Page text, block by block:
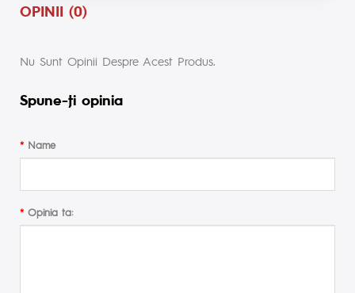
OPINII (0)
Nu Sunt Opinii Despre Acest Produs.
Spune-ţi opinia
Name
Opinia ta: